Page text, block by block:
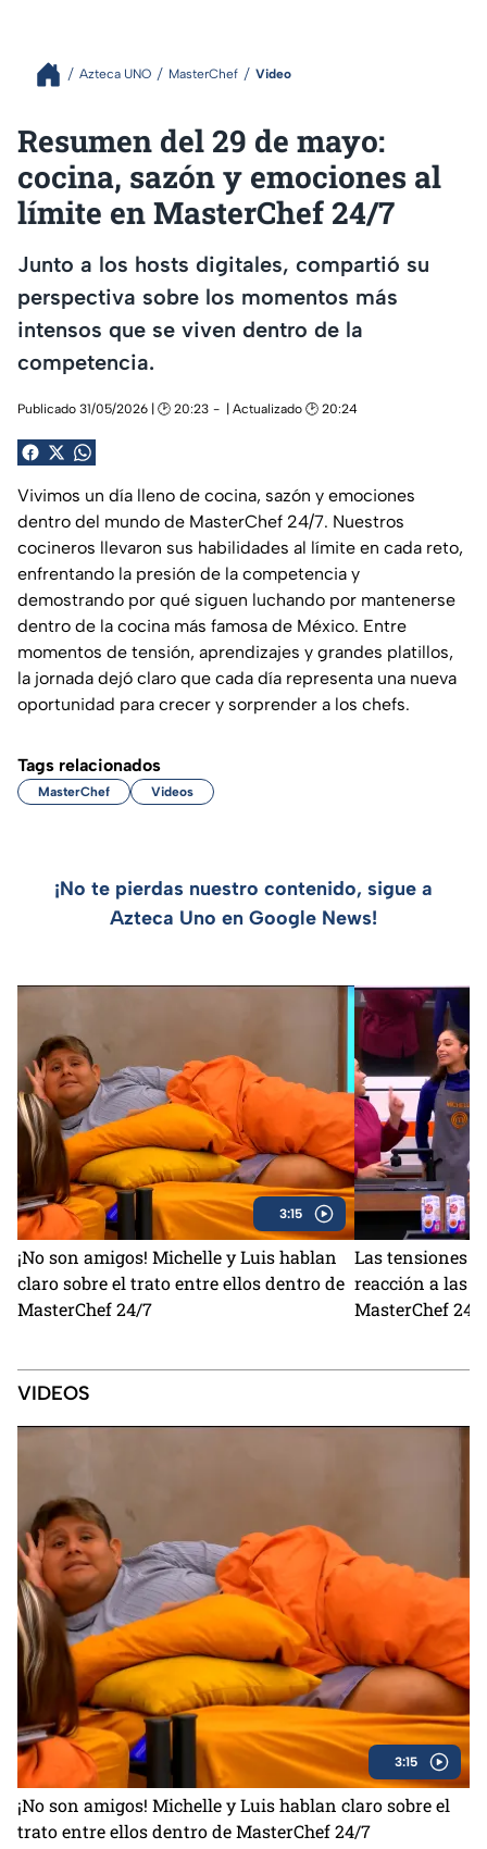
Azteca UNO MasterChef Video
Resumen del 29 de mayo:
cocina, sazón y emociones al
límite en MasterChef 24/7
Junto a los hosts digitales, compartió su
perspectiva sobre los momentos más
intensos que se viven dentro de la
competencia.
Publicado 31/05/2026 | 🕑 20:23 | Actualizado 🕑 20:24
Vivimos un día lleno de cocina, sazón y emociones
dentro del mundo de MasterChef 24/7. Nuestros
cocineros llevaron sus habilidades al límite en cada reto,
enfrentando la presión de la competencia y
demostrando por qué siguen luchando por mantenerse
dentro de la cocina más famosa de México. Entre
momentos de tensión, aprendizajes y grandes platillos,
la jornada dejó claro que cada día representa una nueva
oportunidad para crecer y sorprender a los chefs.
Tags relacionados
MasterChef Videos
¡No te pierdas nuestro contenido, sigue a
Azteca Uno en Google News!
3:15
¡No son amigos! Michelle y Luis hablan
claro sobre el trato entre ellos dentro de
MasterChef 24/7
Las tensiones
reacción a las
MasterChef 24/
VIDEOS
3:15
¡No son amigos! Michelle y Luis hablan claro sobre el
trato entre ellos dentro de MasterChef 24/7